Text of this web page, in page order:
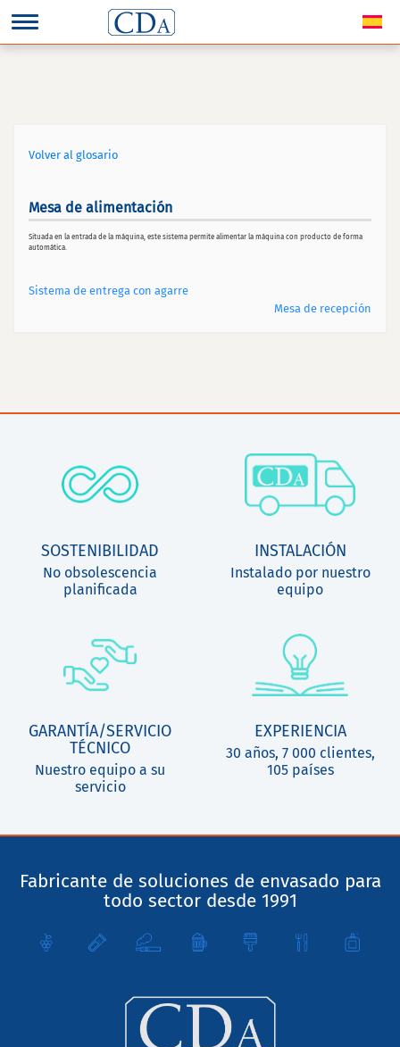
Volver al glosario
Mesa de alimentación
Situada en la entrada de la máquina, este sistema permite alimentar la máquina con producto de forma
automática.
Sistema de entrega con agarre
Mesa de recepción
SOSTENIBILIDAD
No obsolescencia
planificada
INSTALACIÓN
Instalado por nuestro
equipo
GARANTÍA/SERVICIO
TÉCNICO
Nuestro equipo a su
servicio
EXPERIENCIA
30 años, 7 000 clientes,
105 países
Fabricante de soluciones de envasado para
todo sector desde 1991